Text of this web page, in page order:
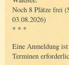
Noch 8 Plätze frei
03.08.2026)
* * *
Eine Anmeldung
Terminen